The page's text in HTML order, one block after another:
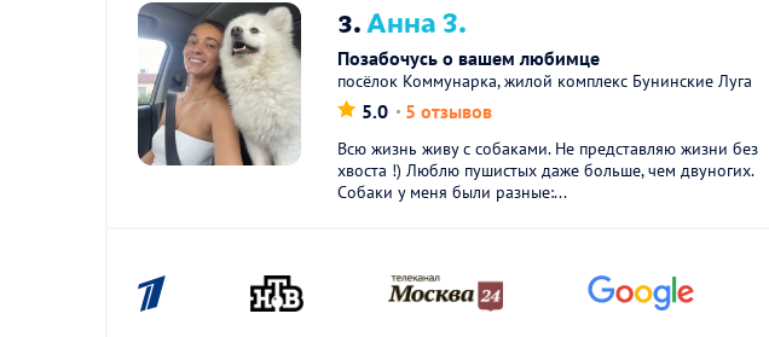
3.Анна З.
Позабочусь о вашем любимце
посёлок Коммунарка, жилой комплекс Бунинские Луга
5.0 5 отзывов
Всю жизнь живу с собаками. Не представляю жизни без
хвоста !) Люблю пушистых даже больше, чем двуногих.
Собаки у меня были разные:...